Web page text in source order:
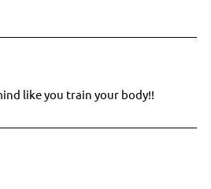
like you train your body!!